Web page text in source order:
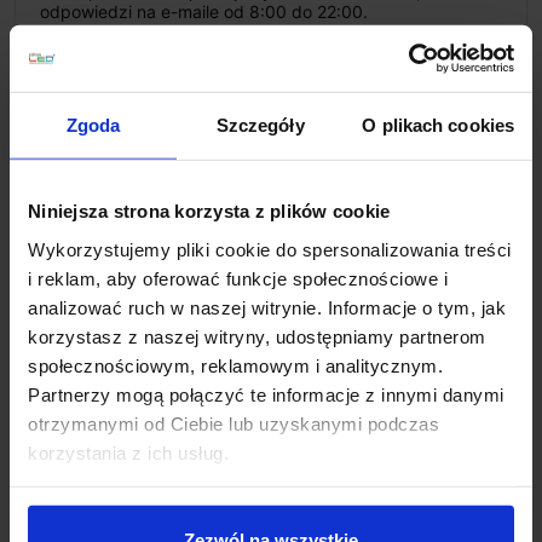
Zgoda Szczegóły O plikach cookies
Niniejsza strona korzysta z plików cookie
Wykorzystujemy pliki cookie do spersonalizowania treści
i reklam, aby oferować funkcje społecznościowe i
analizować ruch w naszej witrynie. Informacje o tym, jak
korzystasz z naszej witryny, udostępniamy partnerom
społecznościowym, reklamowym i analitycznym.
Partnerzy mogą połączyć te informacje z innymi danymi
otrzymanymi od Ciebie lub uzyskanymi podczas
korzystania z ich usług.
odpowiedzi na e-maile od 8:00 do 22:00.
email
Metody płatności
Zapytaj o produkt
Opis